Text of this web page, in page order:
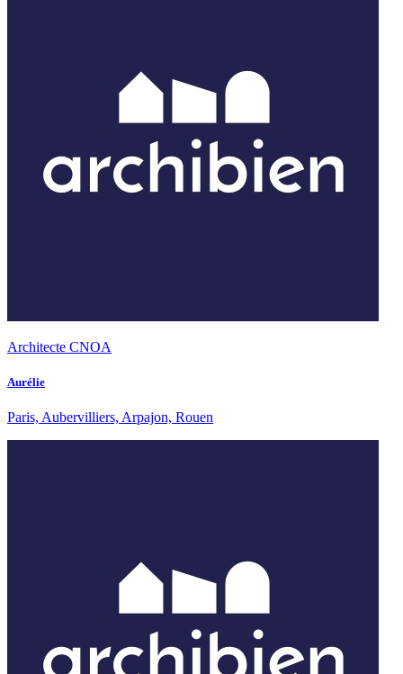
Architecte CNOA
Aurélie
Paris, Aubervilliers, Arpajon, Rouen